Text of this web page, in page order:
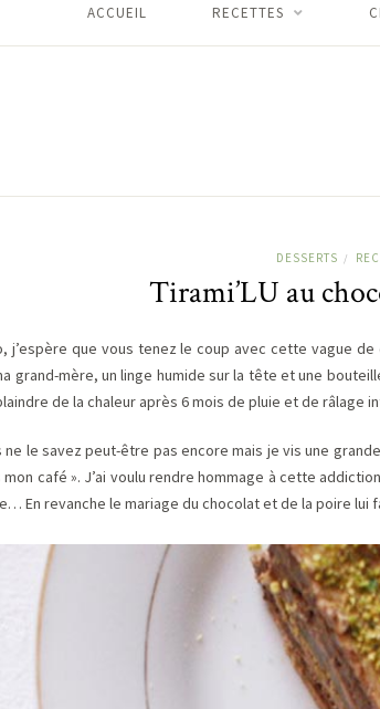
ACCUEIL RECETTES
DESSERTS /
Tirami’LU au
j’espère que vous tenez le coup avec cette vague
grand-mère, un linge humide sur la tête et une
de la chaleur après 6 mois de pluie et de râlage
ne le savez peut-être pas encore mais je vis une
mon café ». J’ai voulu rendre hommage à cette
En revanche le mariage du chocolat et de la poire lui